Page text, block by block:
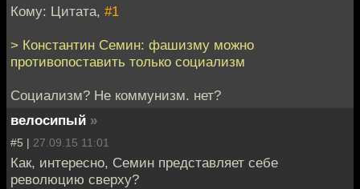
Кому: Цитата, #1
> Константин Семин: фашизму можно
противопоставить только социализм
Социализм? Не коммунизм. нет?
велосипый »
#5 | 27.09.15 11:01
Как, интересно, Семин представляет себе
революцию сверху?